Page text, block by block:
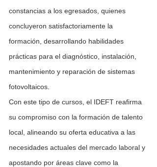
constancias a los egresados, quienes
concluyeron satisfactoriamente la
formación, desarrollando habilidades
prácticas para el diagnóstico, instalación,
mantenimiento y reparación de sistemas
fotovoltaicos.
Con este tipo de cursos, el IDEFT reafirma
su compromiso con la formación de talento
local, alineando su oferta educativa a las
necesidades actuales del mercado laboral y
apostando por áreas clave como la